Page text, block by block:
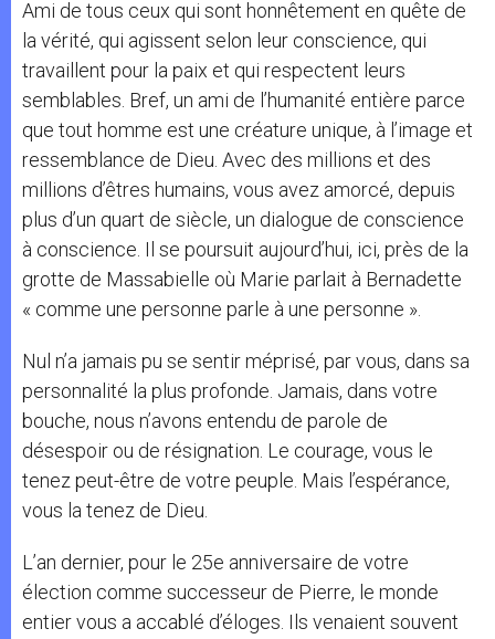
Ami de tous ceux qui sont honnêtement en quête de
la vérité, qui agissent selon leur conscience, qui
travaillent pour la paix et qui respectent leurs
semblables. Bref, un ami de l’humanité entière parce
que tout homme est une créature unique, à l’image et
ressemblance de Dieu. Avec des millions et des
millions d’êtres humains, vous avez amorcé, depuis
plus d’un quart de siècle, un dialogue de conscience
à conscience. Il se poursuit aujourd’hui, ici, près de la
grotte de Massabielle où Marie parlait à Bernadette
« comme une personne parle à une personne ».
Nul n’a jamais pu se sentir méprisé, par vous, dans sa
personnalité la plus profonde. Jamais, dans votre
bouche, nous n’avons entendu de parole de
désespoir ou de résignation. Le courage, vous le
tenez peut-être de votre peuple. Mais l’espérance,
vous la tenez de Dieu.
L’an dernier, pour le 25e anniversaire de votre
élection comme successeur de Pierre, le monde
entier vous a accablé d’éloges. Ils venaient souvent